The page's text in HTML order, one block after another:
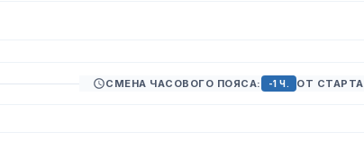
СМЕНА ЧАСОВОГО ПОЯСА: -1 Ч. ОТ СТАРТА